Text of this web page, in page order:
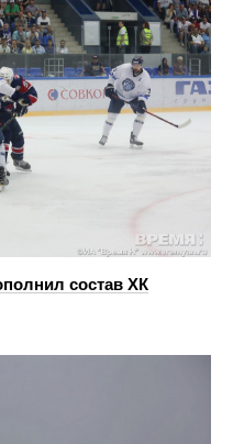
состав ХК